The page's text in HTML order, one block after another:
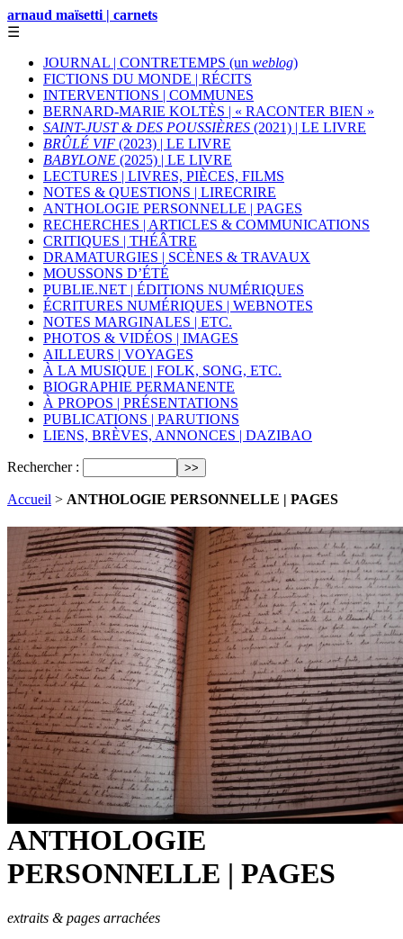
arnaud maïsetti | carnets
☰
JOURNAL | CONTRETEMPS (un weblog)
FICTIONS DU MONDE | RÉCITS
INTERVENTIONS | COMMUNES
BERNARD-MARIE KOLTÈS | « RACONTER BIEN »
SAINT-JUST & DES POUSSIÈRES (2021) | LE LIVRE
BRÛLÉ VIF (2023) | LE LIVRE
BABYLONE (2025) | LE LIVRE
LECTURES | LIVRES, PIÈCES, FILMS
NOTES & QUESTIONS | LIRECRIRE
ANTHOLOGIE PERSONNELLE | PAGES
RECHERCHES | ARTICLES & COMMUNICATIONS
CRITIQUES | THÉÂTRE
DRAMATURGIES | SCÈNES & TRAVAUX
MOUSSONS D’ÉTÉ
PUBLIE.NET | ÉDITIONS NUMÉRIQUES
ÉCRITURES NUMÉRIQUES | WEBNOTES
NOTES MARGINALES | ETC.
PHOTOS & VIDÉOS | IMAGES
AILLEURS | VOYAGES
À LA MUSIQUE | FOLK, SONG, ETC.
BIOGRAPHIE PERMANENTE
À PROPOS | PRÉSENTATIONS
PUBLICATIONS | PARUTIONS
LIENS, BRÈVES, ANNONCES | DAZIBAO
Rechercher :
Accueil > ANTHOLOGIE PERSONNELLE | PAGES
ANTHOLOGIE
PERSONNELLE | PAGES
extraits & pages arrachées